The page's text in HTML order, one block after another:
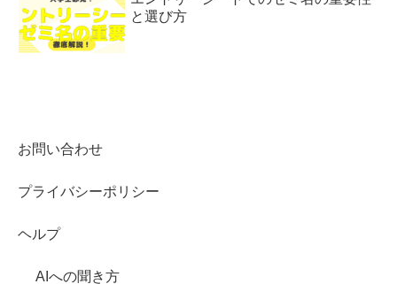
と選び方
お問い合わせ
プライバシーポリシー
ヘルプ
AIへの聞き方